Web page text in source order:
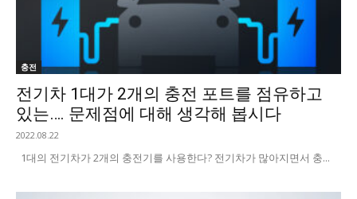
충전
전기차 1대가 2개의 충전 포트를 점유하고
있는…. 문제점에 대해 생각해 봅시다
2022.08.22
1대의 전기차가 2개의 충전기를 사용한다? 전기차가 많아지면서 충...